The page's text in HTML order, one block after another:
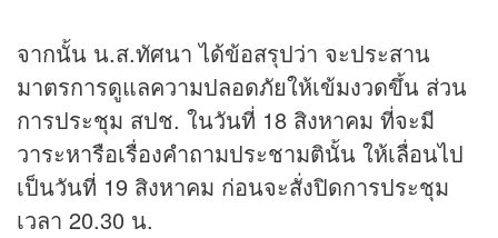
จากนั้น น.ส.ทัศนา ได้ข้อสรุปว่า จะประสาน
มาตรการดูแลความปลอดภัยให้เข้มงวดขึ้น ส่วน
การประชุม สปช. ในวันที่ 18 สิงหาคม ที่จะมี
วาระหารือเรื่องคำถามประชามตินั้น ให้เลื่อนไป
เป็นวันที่ 19 สิงหาคม ก่อนจะสั่งปิดการประชุม
เวลา 20.30 น.